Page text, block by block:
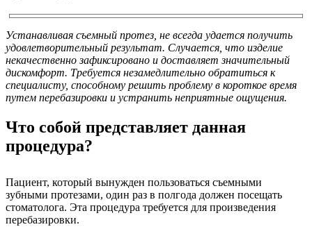
Устанавливая съемный протез, не всегда удается получить
удовлетворительный результат. Случается, что изделие
некачественно зафиксировано и доставляет значительный
дискомфорт. Требуется незамедлительно обратиться к
специалисту, способному решить проблему в короткое время
путем перебазировки и устранить неприятные ощущения.
Что собой представляет данная
процедура?
Пациент, который вынужден пользоваться съемными
зубными протезами, один раз в полгода должен посещать
стоматолога. Эта процедура требуется для произведения
перебазировки.